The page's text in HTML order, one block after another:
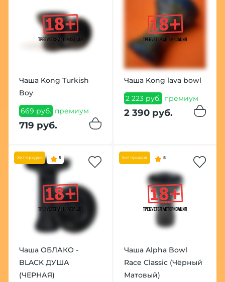
Чаша Kong Turkish
Boy
669 руб. премиум
719 руб.
Чаша Kong lava bowl
2 223 руб. премиум
2 390 руб.
Хит продаж 5
Чаша ОБЛАКО -
BLACK ДУША
(ЧЕРНАЯ)
Хит продаж 5
Чаша Alpha Bowl
Race Classic (Чёрный
Матовый)